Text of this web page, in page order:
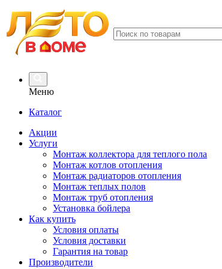
Меню
Каталог
Акции
Услуги
Монтаж коллектора для теплого пола
Монтаж котлов отопления
Монтаж радиаторов отопления
Монтаж теплых полов
Монтаж труб отопления
Установка бойлера
Как купить
Условия оплаты
Условия доставки
Гарантия на товар
Производители